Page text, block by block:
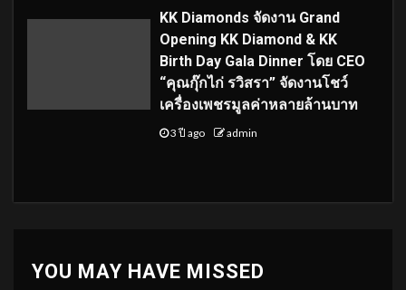
KK Diamonds จัดงาน Grand
Opening KK Diamond & KK
Birth Day Gala Dinner โดย CEO
“คุณกุ๊กไก่ รวิสรา” จัดงานโชว์
เครื่องเพชรมูลค่าหลายล้านบาท
3 ปี ago admin
YOU MAY HAVE MISSED